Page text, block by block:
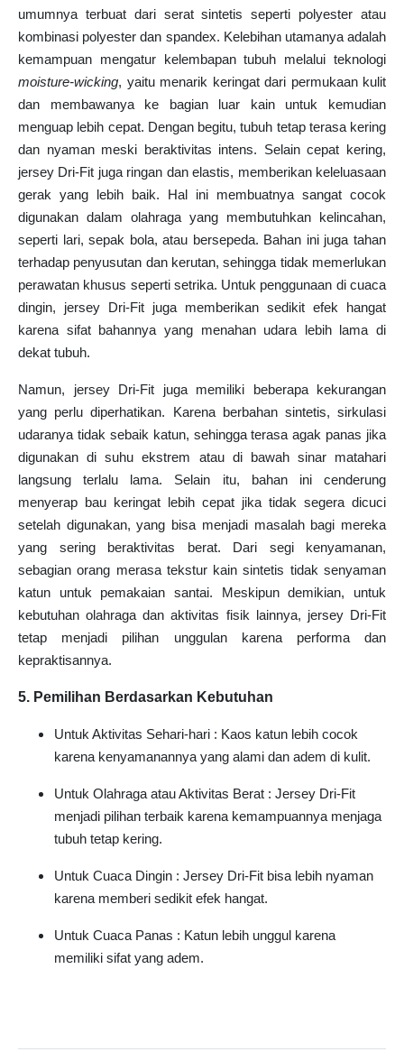
umumnya terbuat dari serat sintetis seperti polyester atau
kombinasi polyester dan spandex. Kelebihan utamanya adalah
kemampuan mengatur kelembapan tubuh melalui teknologi
moisture-wicking, yaitu menarik keringat dari permukaan kulit
dan membawanya ke bagian luar kain untuk kemudian
menguap lebih cepat. Dengan begitu, tubuh tetap terasa kering
dan nyaman meski beraktivitas intens. Selain cepat kering,
jersey Dri-Fit juga ringan dan elastis, memberikan keleluasaan
gerak yang lebih baik. Hal ini membuatnya sangat cocok
digunakan dalam olahraga yang membutuhkan kelincahan,
seperti lari, sepak bola, atau bersepeda. Bahan ini juga tahan
terhadap penyusutan dan kerutan, sehingga tidak memerlukan
perawatan khusus seperti setrika. Untuk penggunaan di cuaca
dingin, jersey Dri-Fit juga memberikan sedikit efek hangat
karena sifat bahannya yang menahan udara lebih lama di
dekat tubuh.
Namun, jersey Dri-Fit juga memiliki beberapa kekurangan
yang perlu diperhatikan. Karena berbahan sintetis, sirkulasi
udaranya tidak sebaik katun, sehingga terasa agak panas jika
digunakan di suhu ekstrem atau di bawah sinar matahari
langsung terlalu lama. Selain itu, bahan ini cenderung
menyerap bau keringat lebih cepat jika tidak segera dicuci
setelah digunakan, yang bisa menjadi masalah bagi mereka
yang sering beraktivitas berat. Dari segi kenyamanan,
sebagian orang merasa tekstur kain sintetis tidak senyaman
katun untuk pemakaian santai. Meskipun demikian, untuk
kebutuhan olahraga dan aktivitas fisik lainnya, jersey Dri-Fit
tetap menjadi pilihan unggulan karena performa dan
kepraktisannya.
5. Pemilihan Berdasarkan Kebutuhan
Untuk Aktivitas Sehari-hari : Kaos katun lebih cocok
karena kenyamanannya yang alami dan adem di kulit.
Untuk Olahraga atau Aktivitas Berat : Jersey Dri-Fit
menjadi pilihan terbaik karena kemampuannya menjaga
tubuh tetap kering.
Untuk Cuaca Dingin : Jersey Dri-Fit bisa lebih nyaman
karena memberi sedikit efek hangat.
Untuk Cuaca Panas : Katun lebih unggul karena
memiliki sifat yang adem.